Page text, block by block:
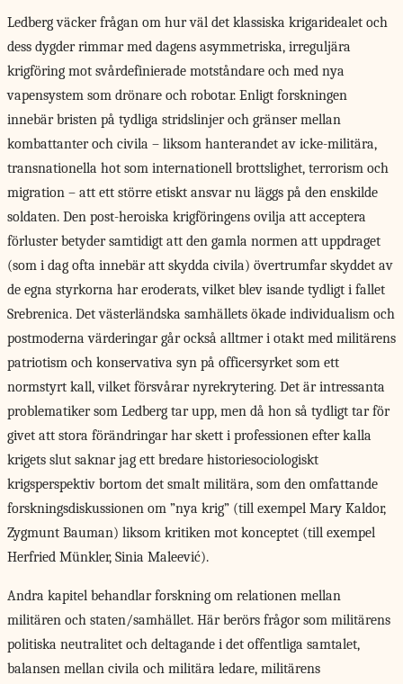
Ledberg väcker frågan om hur väl det klassiska krigaridealet och
dess dygder rimmar med dagens asymmetriska, irreguljära
krigföring mot svårdefinierade motståndare och med nya
vapensystem som drönare och robotar. Enligt forskningen
innebär bristen på tydliga stridslinjer och gränser mellan
kombattanter och civila – liksom hanterandet av icke-militära,
transnationella hot som internationell brottslighet, terrorism och
migration – att ett större etiskt ansvar nu läggs på den enskilde
soldaten. Den post-heroiska krigföringens ovilja att acceptera
förluster betyder samtidigt att den gamla normen att uppdraget
(som i dag ofta innebär att skydda civila) övertrumfar skyddet av
de egna styrkorna har eroderats, vilket blev isande tydligt i fallet
Srebrenica. Det västerländska samhällets ökade individualism och
postmoderna värderingar går också alltmer i otakt med militärens
patriotism och konservativa syn på officersyrket som ett
normstyrt kall, vilket försvårar nyrekrytering. Det är intressanta
problematiker som Ledberg tar upp, men då hon så tydligt tar för
givet att stora förändringar har skett i professionen efter kalla
krigets slut saknar jag ett bredare historiesociologiskt
krigsperspektiv bortom det smalt militära, som den omfattande
forskningsdiskussionen om ”nya krig” (till exempel Mary Kaldor,
Zygmunt Bauman) liksom kritiken mot konceptet (till exempel
Herfried Münkler, Sinia Maleević).
Andra kapitel behandlar forskning om relationen mellan
militären och staten/samhället. Här berörs frågor som militärens
politiska neutralitet och deltagande i det offentliga samtalet,
balansen mellan civila och militära ledare, militärens